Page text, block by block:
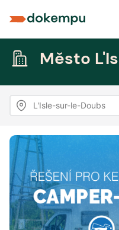
Město
L'Isle-sur-le-Doubs